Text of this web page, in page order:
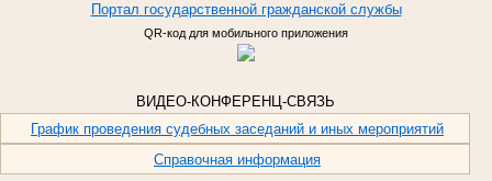
Портал государственной гражданской службы
QR-код для мобильного приложения
ВИДЕО-КОНФЕРЕНЦ-СВЯЗЬ
График проведения судебных заседаний и иных мероприятий
Справочная информация